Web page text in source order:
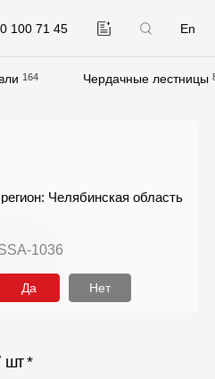
100 71 45 En
164 Чердачные лестницы
1036
шт*
Челябинская область
Да Нет